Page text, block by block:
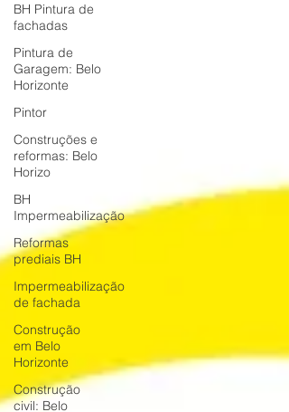
BH Pintura de
fachadas
Pintura de
Garagem: Belo
Horizonte
Pintor
Construções e
reformas: Belo
Horizo
BH
Impermeabilização
Reformas
prediais BH
Impermeabilização
de fachada
Construção
em Belo
Horizonte
Construção
civil: Belo